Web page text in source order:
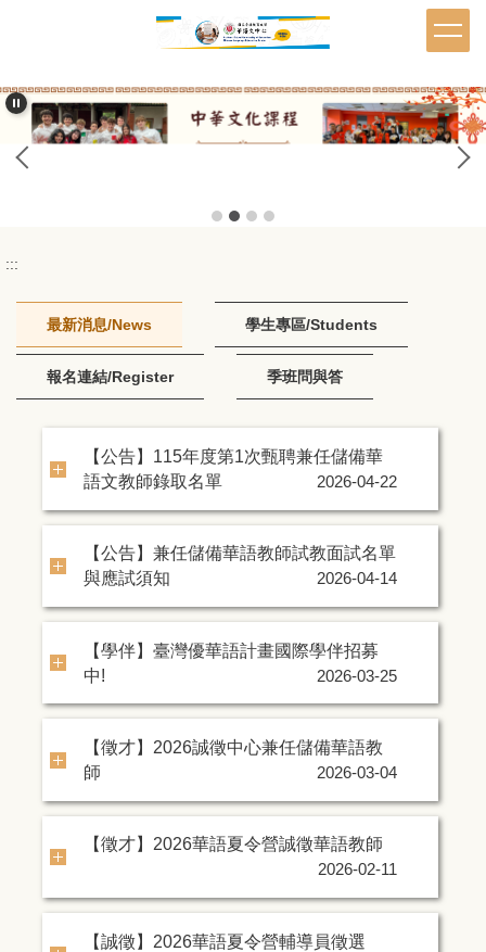
要
內
區
:::
最新消息/News 學生專區/Students
報名連結/Register 季班問與答
【公告】115年度第1次甄聘兼任儲備華
語文教師錄取名單
2026-04-22
【公告】兼任儲備華語教師試教面試名單
與應試須知
2026-04-14
【學伴】臺灣優華語計畫國際學伴招募
中!
2026-03-25
【徵才】2026誠徵中心兼任儲備華語教
師
2026-03-04
【徵才】2026華語夏令營誠徵華語教師
2026-02-11
【誠徵】2026華語夏令營輔導員徵選